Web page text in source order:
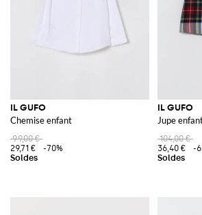
IL GUFO
Chemise enfant
99,00 €
29,71 €
-70%
IL GUFO
Jupe
104,00 €
36,40 €
-